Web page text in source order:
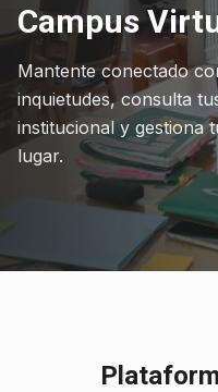
Campus
Mantente conectado
inquietudes, consulta
institucional y gestiona
lugar.